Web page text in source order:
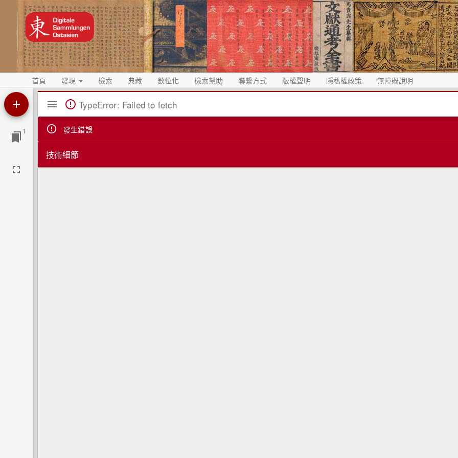
首頁 發現 檢索 典藏 數位化 檢索幫助 聯繫方式 版權聲明 隱私權政策 無障礙說明
1
Mirador
閱
覽
器
TypeError: Failed to fetch
發生錯誤
技術細節